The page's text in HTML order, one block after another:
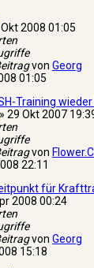
2008 01:05
von Georg
01:05
Training
» 29 Okt 2007
von
22:11
für
2008 00:24
von Georg
15:18